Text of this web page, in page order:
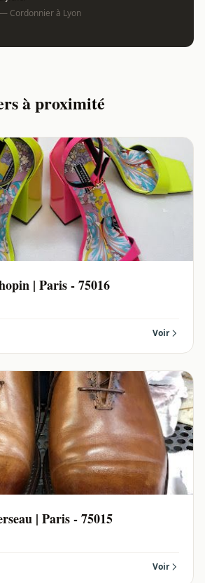
Cordonnier à Lyon
à proximité
| Paris - 75016
Voir
| Paris - 75015
Voir